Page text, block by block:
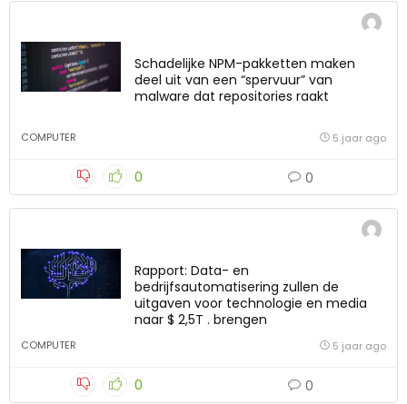
Schadelijke NPM-pakketten maken
deel uit van een “spervuur” van
malware dat repositories raakt
COMPUTER 5 jaar ago
0 0
Rapport: Data- en
bedrijfsautomatisering zullen de
uitgaven voor technologie en media
naar $ 2,5T . brengen
COMPUTER 5 jaar ago
0 0